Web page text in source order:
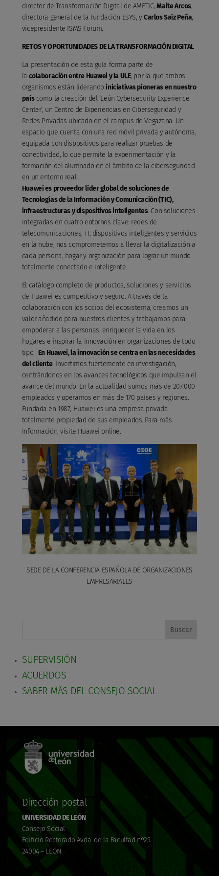
director de Transformación Digital de AMETIC,Maite Arcos,
directora general de la Fundación ESYS, yCarlos Saiz Peña,
vicepresidente ISMS Forum.
RETOS Y OPORTUNIDADES DE LA TRANSFORMACIÓN DIGITAL
La presentación de esta guía forma parte de
la colaboración entre Huawei y la ULE, por la que ambos
organismos están liderandoiniciativas pioneras en nuestro
paíscomo la creación del ‘León Cybersecurity Experience
Center’, un Centro de Experiencias en Ciberseguridad y
Redes Privadas ubicado en el campus de Vegazana. Un
espacio que cuenta con una red móvil privada y autónoma,
equipada con dispositivos para realizar pruebas de
conectividad, lo que permite la experimentación y la
formación del alumnado en el ámbito de la ciberseguridad
en un entorno real.
Huawei es proveedor líder global de soluciones de
Tecnologías de la Información y Comunicación (TIC),
infraestructuras y dispositivos inteligentes. Con soluciones
integradas en cuatro entornos clave: redes de
telecomunicaciones, TI, dispositivos inteligentes y servicios
en la nube, nos comprometemos a llevar la digitalización a
cada persona, hogar y organización para lograr un mundo
totalmente conectado e inteligente.
El catálogo completo de productos, soluciones y servicios
de Huawei es competitivo y seguro. A través de la
colaboración con los socios del ecosistema, creamos un
valor añadido para nuestros clientes y trabajamos para
empoderar a las personas, enriquecer la vida en los
hogares e inspirar la innovación en organizaciones de todo
tipo. En Huawei, la innovación se centra en las necesidades
del cliente. Invertimos fuertemente en investigación,
centrándonos en los avances tecnológicos que impulsan el
avance del mundo. En la actualidad somos más de 207.000
empleados y operamos en más de 170 países y regiones.
Fundada en 1987, Huawei es una empresa privada
totalmente propiedad de sus empleados. Para más
información, visite Huawei online.
SEDE DE LA CONFERENCIA ESPAÑOLA DE ORGANIZACIONES
EMPRESARIALES
Buscar
SUPERVISIÓN
ACUERDOS
SABER MÁS DEL CONSEJO SOCIAL
Dirección postal
UNIVERSIDAD DE LEÓN
Consejo Social
Edificio Rectorado Avda. de la Facultad nº25
24004 – LEÓN